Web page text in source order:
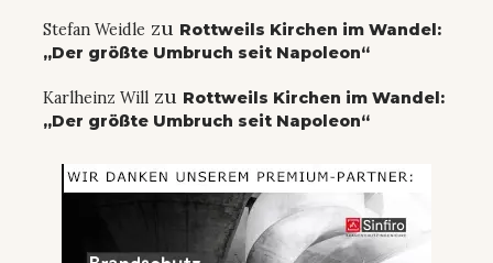
Stefan Weidle zu Rottweils Kirchen im Wandel:
„Der größte Umbruch seit Napoleon“
Karlheinz Will zu Rottweils Kirchen im Wandel:
„Der größte Umbruch seit Napoleon“